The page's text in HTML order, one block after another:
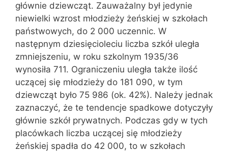
głównie dziewcząt. Zauważalny był jedynie
niewielki wzrost młodzieży żeńskiej w szkołach
państwowych, do 2 000 uczennic. W
następnym dziesięcioleciu liczba szkół uległa
zmniejszeniu, w roku szkolnym 1935/36
wynosiła 711. Ograniczeniu uległa także ilość
uczącej się młodzieży do 181 090, w tym
dziewcząt było 75 986 (ok. 42%). Należy jednak
zaznaczyć, że te tendencje spadkowe dotyczyły
głównie szkół prywatnych. Podczas gdy w tych
placówkach liczba uczącej się młodzieży
żeńskiej spadła do 42 000, to w szkołach